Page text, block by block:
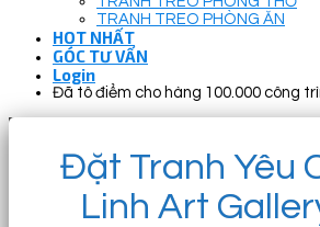
TRANH TREO PHÒNG ĂN
HOT NHẤT
GÓC TƯ VẤN
Login
Đã tô điểm cho hàng 100.000 công
Đặt Tranh Yêu
Linh Art